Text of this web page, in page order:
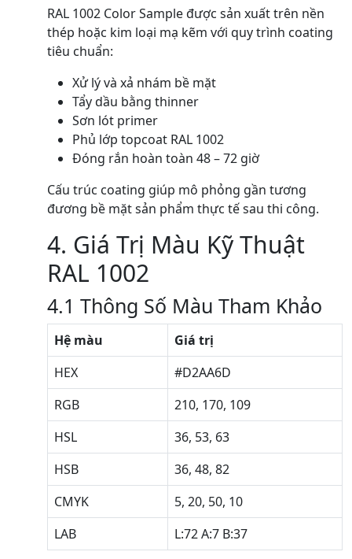
RAL 1002 Color Sample được sản xuất trên nền
thép hoặc kim loại mạ kẽm với quy trình coating
tiêu chuẩn:
Xử lý và xả nhám bề mặt
Tẩy dầu bằng thinner
Sơn lót primer
Phủ lớp topcoat RAL 1002
Đóng rắn hoàn toàn 48 – 72 giờ
Cấu trúc coating giúp mô phỏng gần tương
đương bề mặt sản phẩm thực tế sau thi công.
4. Giá Trị Màu Kỹ Thuật
RAL 1002
4.1 Thông Số Màu Tham Khảo
Hệ màu
Giá trị
HEX
#D2AA6D
RGB
210, 170, 109
HSL
36, 53, 63
HSB
36, 48, 82
CMYK
5, 20, 50, 10
LAB
L:72 A:7 B:37